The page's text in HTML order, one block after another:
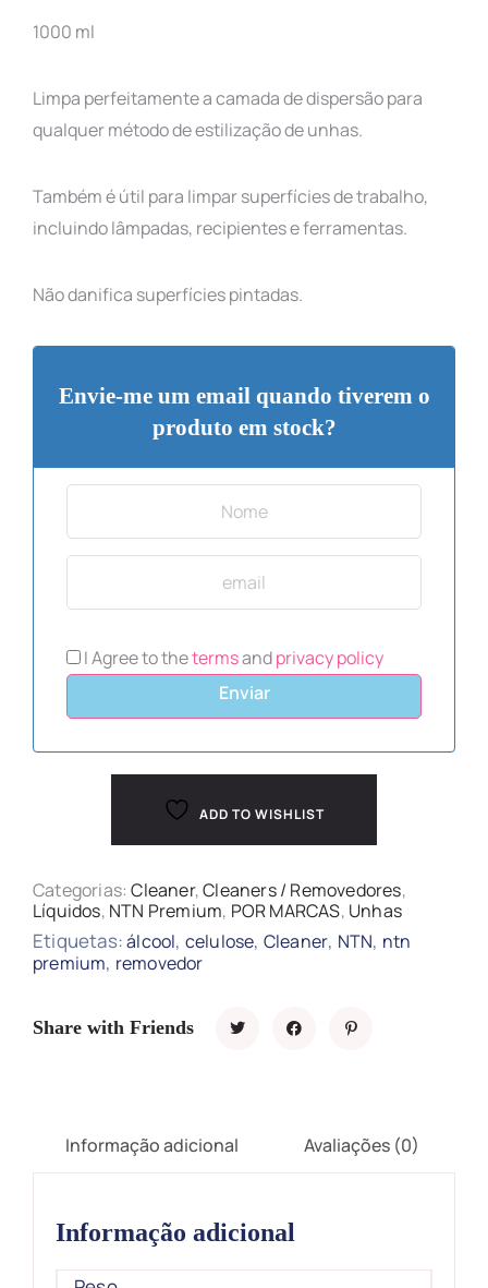
1000 ml
Limpa perfeitamente a camada de dispersão para
qualquer método de estilização de unhas.
Também é útil para limpar superfícies de trabalho,
incluindo lâmpadas, recipientes e ferramentas.
Não danifica superfícies pintadas.
Envie-me um email quando tiverem o
produto em stock?
I Agree to thetermsandprivacy policy
Enviar
ADD TO WISHLIST
Categorias:Cleaner,Cleaners / Removedores,
Líquidos, NTN Premium, POR MARCAS, Unhas
Etiquetas:álcool, celulose, Cleaner, NTN, ntn
premium, removedor
Share with Friends
Informação adicional Avaliações (0)
Informação adicional